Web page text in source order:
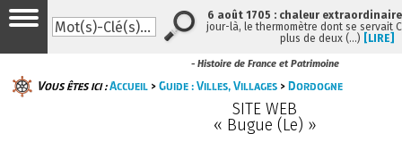
- Histoire de France et Patrimoine
Vous êtes ici :Accueil >Guide : Villes, Villages >Dordogne
SITE WEB
« Bugue (Le) »
6 août 1705 : chaleur
jour-là, le thermomètre dont se servait
plus de deux (…) [LIRE]